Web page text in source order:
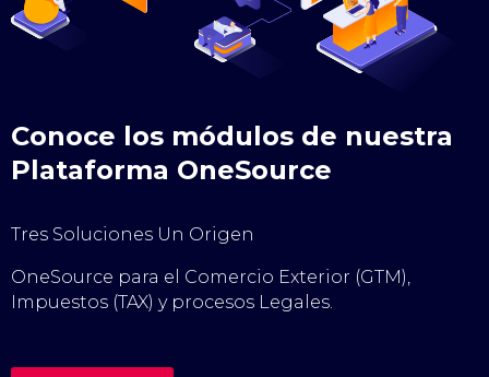
Conoce los módulos de nuestra
Plataforma OneSource
Tres Soluciones Un Origen
OneSource para el Comercio Exterior (GTM),
Impuestos (TAX) y procesos Legales.